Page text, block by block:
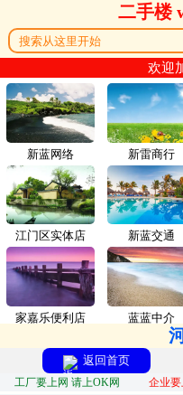
二手楼
欢迎
新蓝网络 新雷商行
江门区实体店 新蓝交通
家嘉乐便利店 蓝蓝中介
返回首页
工厂要上网 请上OK网 企业